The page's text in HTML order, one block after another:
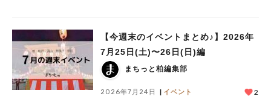
【今週末のイベントまとめ♪】2026年
7月25日(土)〜26日(日)編
まちっと柏編集部
2026年7月24日 イベント 2